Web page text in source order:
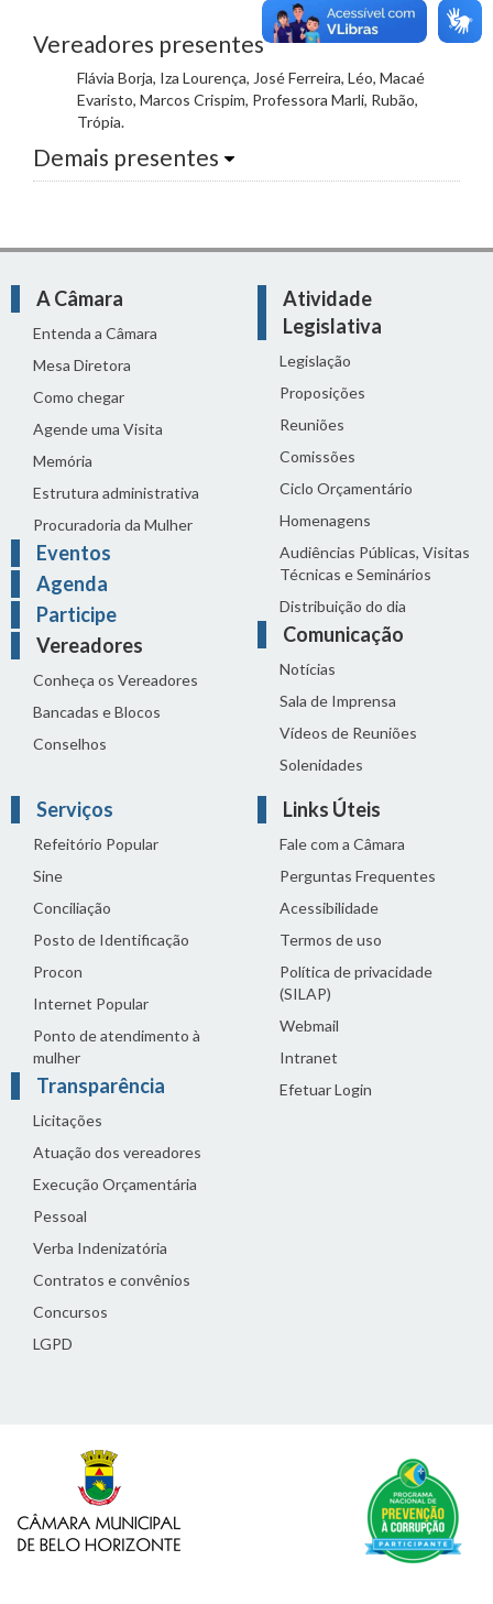
Vereadores presentes
Flávia Borja, Iza Lourença, José Ferreira, Léo, Macaé
Evaristo, Marcos Crispim, Professora Marli, Rubão,
Trópia.
Demais presentes
A Câmara
Entenda a Câmara
Mesa Diretora
Como chegar
Agende uma Visita
Memória
Estrutura administrativa
Procuradoria da Mulher
Eventos
Agenda
Participe
Vereadores
Conheça os Vereadores
Bancadas e Blocos
Conselhos
Atividade
Legislativa
Legislação
Proposições
Reuniões
Comissões
Ciclo Orçamentário
Homenagens
Audiências Públicas, Visitas
Técnicas e Seminários
Distribuição do dia
Comunicação
Notícias
Sala de Imprensa
Vídeos de Reuniões
Solenidades
Serviços
Refeitório Popular
Sine
Conciliação
Posto de Identificação
Procon
Internet Popular
Ponto de atendimento à
mulher
Transparência
Licitações
Atuação dos vereadores
Execução Orçamentária
Pessoal
Verba Indenizatória
Contratos e convênios
Concursos
LGPD
Links Úteis
Fale com a Câmara
Perguntas Frequentes
Acessibilidade
Termos de uso
Política de privacidade
(SILAP)
Webmail
Intranet
Efetuar Login